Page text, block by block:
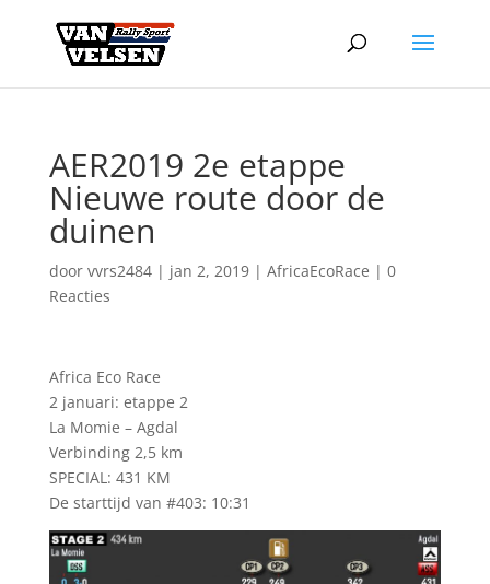
AER2019 2e etappe
Nieuwe route door de
duinen
door vvrs2484| jan 2, 2019| AfricaEcoRace | 0
Reacties
Africa Eco Race
2 januari: etappe 2
La Momie – Agdal
Verbinding 2,5 km
SPECIAL: 431 KM
De starttijd van #403: 10:31